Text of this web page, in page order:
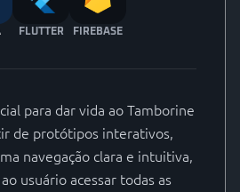
FLUTTER FIREBASE
para dar vida ao Tamborine
de protótipos interativos,
navegação clara e intuitiva,
usuário acessar todas as